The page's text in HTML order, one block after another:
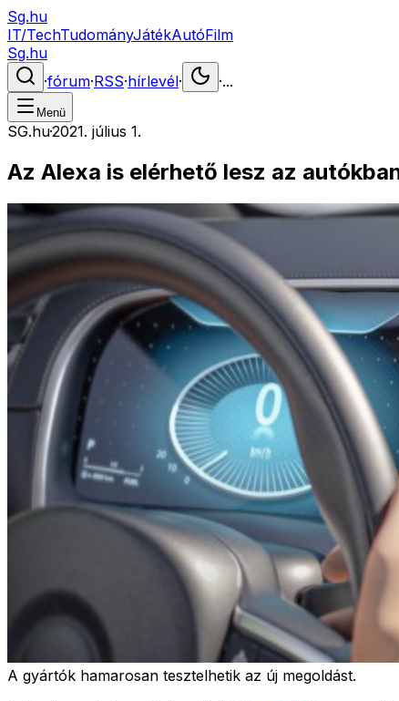
Sg.hu
IT/TechTudományJátékAutóFilm
Sg.hu
·fórum·RSS·hírlevél· ·...
Menü
SG.hu·2021. július 1.
Az Alexa is elérhető lesz az
A gyártók hamarosan tesztelhetik az új megoldást.